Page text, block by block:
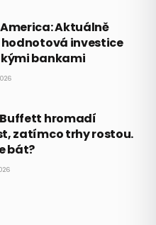
Aktuálně
hodnotová investice
bankami
hromadí
zatímco trhy rostou.
bát?